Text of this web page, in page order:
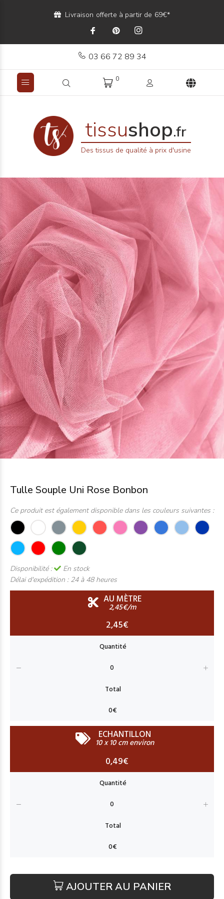
Livraison offerte à partir de 69€*
03 66 72 89 34
0
tissushop.fr
Des tissus de qualité à prix d'usine
Tulle Souple Uni Rose Bonbon
Ce produit est également disponible dans les couleurs suivantes :
Disponibilité :
En stock
Délai d'expédition : 24 à 48 heures
AU MÈTRE
2,45€/m
2,45€
ECHANTILLON
10 x 10 cm environ
0,49€
AJOUTER AU PANIER